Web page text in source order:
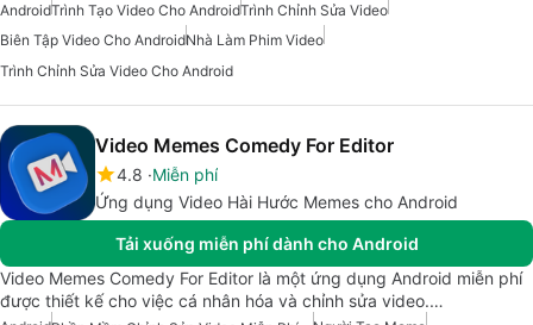
AndroidTrình Tạo Video Cho AndroidTrình Chỉnh Sửa Video
Biên Tập Video Cho AndroidNhà Làm Phim Video
Trình Chỉnh Sửa Video Cho Android
Video Memes Comedy For Editor
4.8 Miễn phí
Ứng dụng Video Hài Hước Memes cho Android
Tải xuống miễn phí dành cho Android
Video Memes Comedy For Editor là một ứng dụng Android miễn phí
được thiết kế cho việc cá nhân hóa và chỉnh sửa video.…